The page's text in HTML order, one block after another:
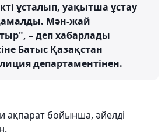
ұсталып, уақытша ұстау
Мән-жай
– деп хабарлады
Батыс Қазақстан
департаментінен.
ақпарат бойынша, әйелді